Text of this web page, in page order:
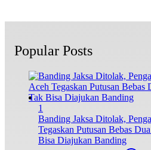
Popular Posts
1
Banding Jaksa Ditolak,
Tegaskan Putusan Bebas
Bisa Diajukan Banding